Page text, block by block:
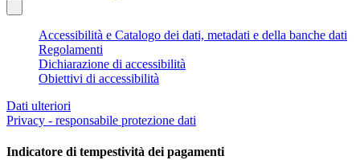
Accessibilità e Catalogo dei dati, metadati e della banche dati
Regolamenti
Dichiarazione di accessibilità
Obiettivi di accessibilità
Dati ulteriori
Privacy - responsabile protezione dati
Indicatore di tempestività dei pagamenti